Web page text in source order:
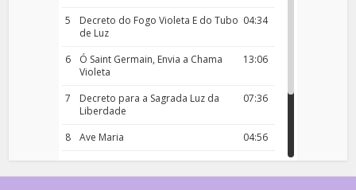
5
04:34
Decreto do Fogo Violeta E do Tubo
de Luz
6
13:06
Ó Saint Germain, Envia a Chama
Violeta
7
07:36
Decreto para a Sagrada Luz da
Liberdade
8
04:56
Ave Maria
9
18:00
Rosário da Criança